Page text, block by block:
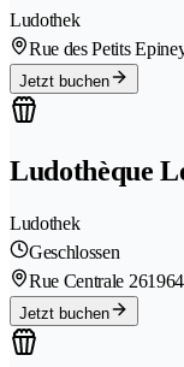
Ludothek
Rue des Petits
Jetzt buchen
Ludothèque
Ludothek
Geschlossen
Rue Centrale 26
Jetzt buchen